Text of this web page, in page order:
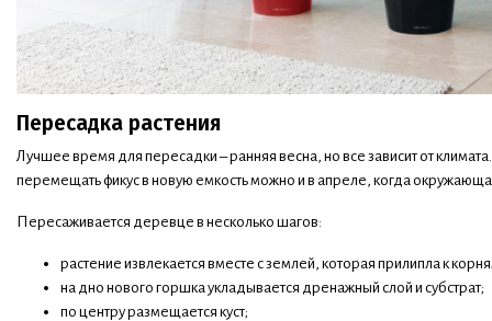
Пересадка растения
Лучшее время для пересадки – ранняя весна, но все зависит от
перемещать фикус в новую емкость можно и в апреле, когда
Пересаживается деревце в несколько шагов:
растение извлекается вместе с землей, которая прилипла к
на дно нового горшка укладывается дренажный слой и субстрат;
по центру размещается куст;